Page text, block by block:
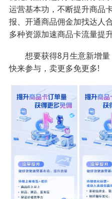
运营基本功，不断提升商品
报、开通商品佣金加找达人
多种资源加速商品卡流量提
想要获得8月生意新增量
快来参与，卖更多免更多!